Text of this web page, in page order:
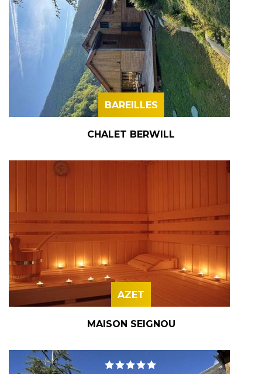
BAREILLES
CHALET BERWILL
AZET
MAISON SEIGNOU